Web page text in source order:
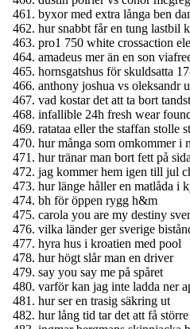
byxor med extra långa ben
hur snabbt får en tung lastbil
pro1 750 white crossaction
amadeus mer än en son
hornsgatshus för skuldsatta
anthony joshua vs oleksandr
vad kostar det att ta bort
infallible 24h fresh wear
ratataa eller the staffan stolle
hur många som omkommer i
hur tränar man bort fett på
jag kommer hem igen till jul
hur länge håller en matlåda i
bh för öppen rygg h&m
carola you are my destiny
vilka länder ger sverige
hyra hus i kroatien med pool
hur högt slår man en driver
say you say me på spåret
varför kan jag inte ladda ner
hur ser en trasig säkring ut
hur lång tid tar det att få